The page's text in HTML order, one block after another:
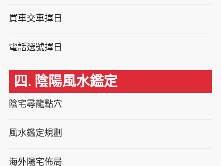
買車交車擇日
電話選號擇日
四. 陰陽風水鑑定
陰宅尋龍點穴
風水鑑定規劃
海外陽宅佈局